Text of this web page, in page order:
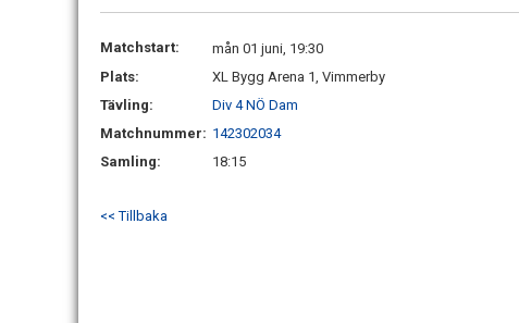
Matchstart:
mån 01 juni, 19:30
Plats:
XL Bygg Arena 1, Vimmerby
Tävling:
Div 4 NÖ Dam
Matchnummer: 142302034
Samling:
18:15
<< Tillbaka